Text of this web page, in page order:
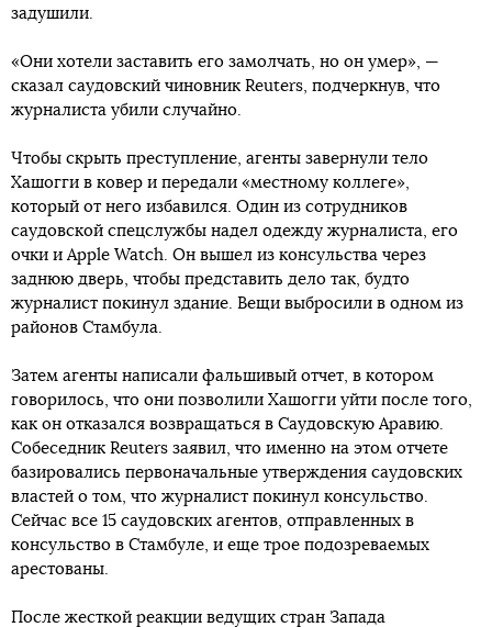
задушили.
«Они хотели заставить его замолчать, но он умер», —
сказал саудовский чиновник Reuters, подчеркнув, что
журналиста убили случайно.
Чтобы скрыть преступление, агенты завернули тело
Хашогги в ковер и передали «местному коллеге»,
который от него избавился. Один из сотрудников
саудовской спецслужбы надел одежду журналиста, его
очки и Apple Watch. Он вышел из консульства через
заднюю дверь, чтобы представить дело так, будто
журналист покинул здание. Вещи выбросили в одном из
районов Стамбула.
Затем агенты написали фальшивый отчет, в котором
говорилось, что они позволили Хашогги уйти после того,
как он отказался возвращаться в Саудовскую Аравию.
Собеседник Reuters заявил, что именно на этом отчете
базировались первоначальные утверждения саудовских
властей о том, что журналист покинул консульство.
Сейчас все 15 саудовских агентов, отправленных в
консульство в Стамбуле, и еще трое подозреваемых
арестованы.
После жесткой реакции ведущих стран Запада